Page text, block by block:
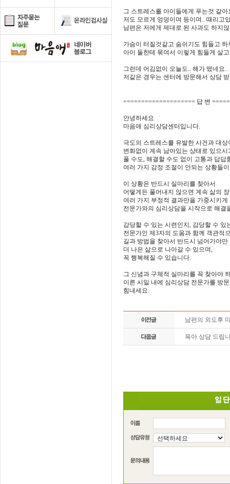
그 스트레스를 아이들에게 푸는것 같
저도 모르게 엉덩이며 등이며.. 때리고
남편은 저에게 제대로 된 사과도 하지
가슴이 터질것같고 숨쉬기도 힘들고
아이 둘한테 묶여서 이렇게 힘들게 살
그런데 어김없이 오늘도.. 해가 떴네요
저같은 경우는 센터에 방문해서 상담
==================== 답 변
안녕하세요
마음애 심리상담센터입니다.
극도의 스트레스를 유발한 사건과 대상
변화없이 계속 남아있는 상태로 있으시
풀 수도, 해결할 수도 없이 고통과 답답
여러 가지 감정 조절이 안되는 상황들
이 상황은 반드시 실마리를 찾아서
어떻게든 풀어내지 않으면 계속 삶의
여러 가지 부정적 결과만을 가중시키게
전문가와의 심리상담을 시작으로 해결
감당할 수 있는 시련인지, 감당할 수 있
전문가인 제3자의 도움과 함께 객관적
길과 방법을 찾아서 반드시 넘어가야만
더 나은 삶으로 나아갈 수 있으며,
꼭 행복해질 수 있습니다.
그 신념과 구체적 실마리를 꼭 찾아야
이른 시일 내에 심리상담 전문가를 방
힘내세요.
남편의 외도후
육아 상담 드립